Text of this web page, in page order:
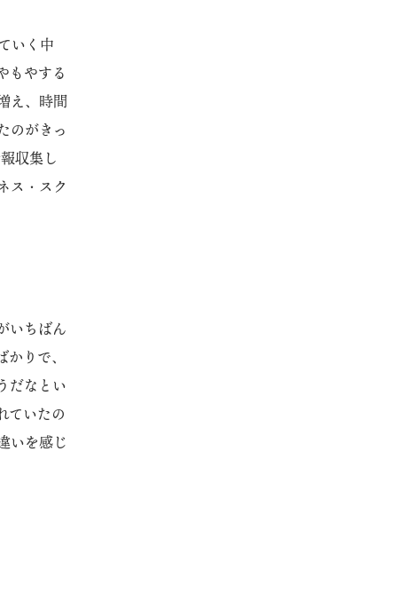
いく中
もやする
え、時間
のがきっ
収集し
ス・スク
いちばん
りで、
だなとい
ていたの
いを感じ